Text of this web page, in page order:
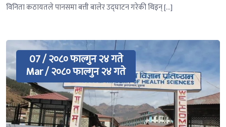
विनिता कठायतले पानसमा बत्ती बालेर उद्घाटन गरेकी थिइन् […]
07 / २०८० फाल्गुन २४ गते
Mar / २०८० फाल्गुन २४ गते